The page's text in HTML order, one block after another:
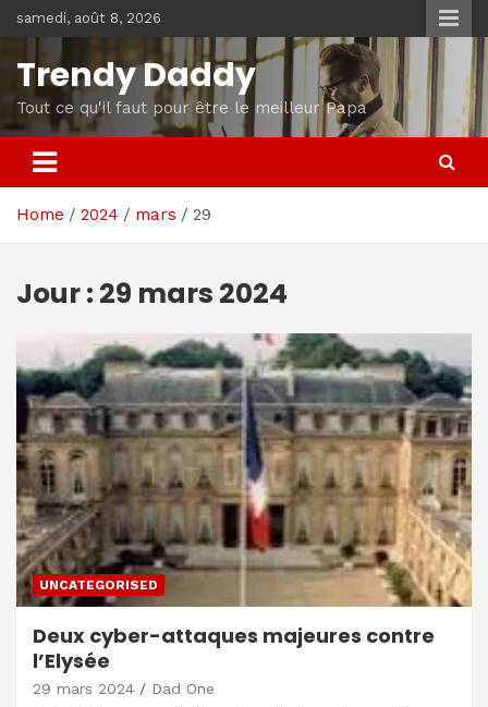
to
content
samedi, août 8, 2026
Trendy Daddy
Tout ce qu'il faut pour être le meilleur Papa
Home 2024 mars 29
Jour : 29 mars 2024
UNCATEGORISED
Deux cyber-attaques majeures contre
l’Elysée
29 mars 2024 Dad One